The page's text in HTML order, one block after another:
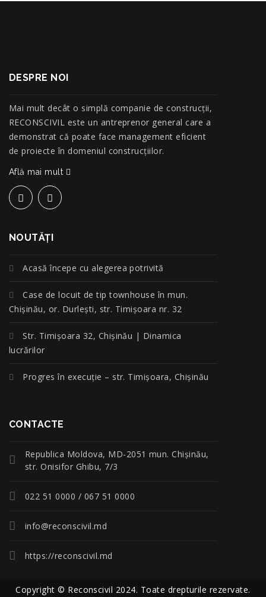
DESPRE NOI
Mai mult decât o simplă companie de construcţii,
RECONSCIVIL este un antreprenor general care a
demonstrat că poate face management eficient
de proiecte în domeniul construcțiilor.
Află mai mult
NOUTĂŢI
Acasă începe cu alegerea potrivită
Case de locuit de tip townhouse în mun.
Chișinău, or. Durlești, str. Timișoara nr. 32
Str. Timișoara 32, Chișinău | Dinamica
lucrărilor
Progres în execuție – str. Timișoara, Chișinău
CONTACTE
Republica Moldova, MD-2051 mun. Chişinău,
str. Onisifor Ghibu, 7/3
022 51 0000 / 067 51 0000
info@reconscivil.md
https://reconscivil.md
Copyright © Reconscivil 2024. Toate drepturile rezervate.